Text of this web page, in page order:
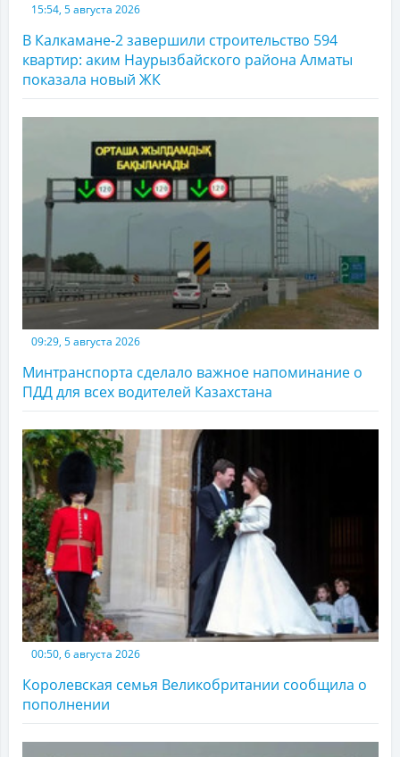
15:54, 5 августа 2026
В Калкамане-2 завершили строительство 594
квартир: аким Наурызбайского района Алматы
показала новый ЖК
09:29, 5 августа 2026
Минтранспорта сделало важное напоминание о
ПДД для всех водителей Казахстана
00:50, 6 августа 2026
Королевская семья Великобритании сообщила о
пополнении